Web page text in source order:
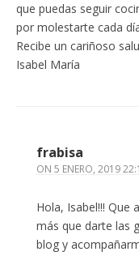
que puedas seguir
por molestarte cada
Recibe un cariñoso
Isabel María
frabisa
ON 5 ENERO, 2019
Hola, Isabel!!! Que
más que darte las
blog y